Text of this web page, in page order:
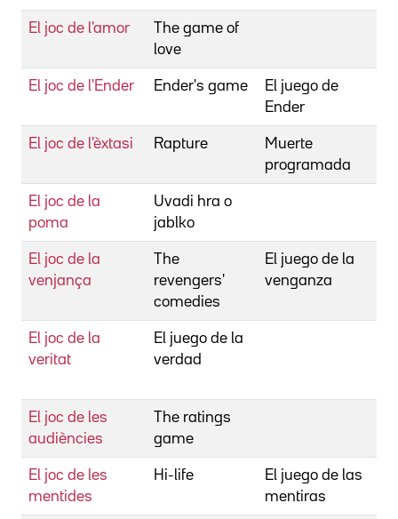
El joc de l'amor
The game of
love
El joc de l'Ender Ender's game
El juego de
Ender
El joc de l'èxtasi Rapture
Muerte
programada
El joc de la
poma
Uvadi hra o
jablko
El joc de la
venjança
The
revengers'
comedies
El juego de la
venganza
El joc de la
veritat
El juego de la
verdad
El joc de les
audiències
The ratings
game
El joc de les
mentides
Hi-life
El juego de las
mentiras